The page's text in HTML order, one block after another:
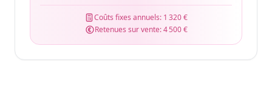
Coûts fixes annuels: 1 320 €
Retenues sur vente:4 500 €